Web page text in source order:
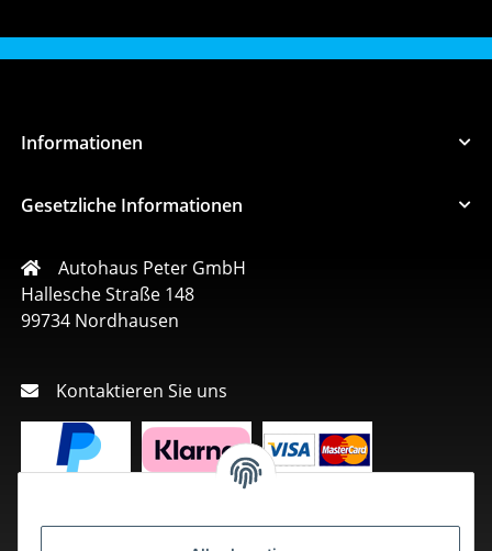
Informationen
Gesetzliche Informationen
Autohaus Peter GmbH
Hallesche Straße 148
99734 Nordhausen
Kontaktieren Sie uns